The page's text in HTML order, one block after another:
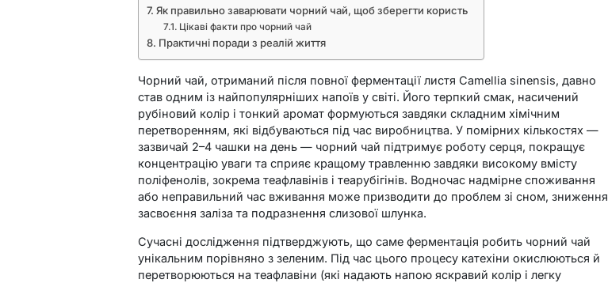
Як правильно заварювати чорний чай, щоб зберегти користь
Цікаві факти про чорний чай
Практичні поради з реалій життя
Чорний чай, отриманий після повної ферментації листя Camellia sinensis, давно
став одним із найпопулярніших напоїв у світі. Його терпкий смак, насичений
рубіновий колір і тонкий аромат формуються завдяки складним хімічним
перетворенням, які відбуваються під час виробництва. У помірних кількостях —
зазвичай 2–4 чашки на день — чорний чай підтримує роботу серця, покращує
концентрацію уваги та сприяє кращому травленню завдяки високому вмісту
поліфенолів, зокрема теафлавінів і теарубігінів. Водночас надмірне споживання
або неправильний час вживання може призводити до проблем зі сном, зниження
засвоєння заліза та подразнення слизової шлунка.
Сучасні дослідження підтверджують, що саме ферментація робить чорний чай
унікальним порівняно з зеленим. Під час цього процесу катехіни окислюються й
перетворюються на теафлавіни (які надають напою яскравий колір і легку